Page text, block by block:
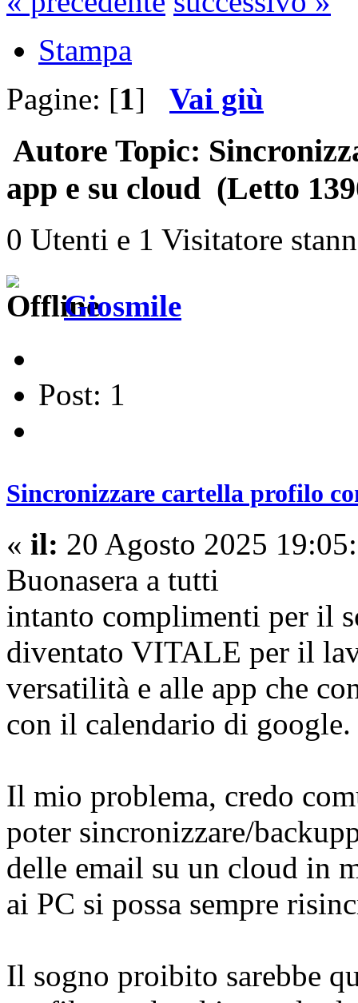
Stampa
Pagine: [1] Vai giù
Autore Topic:
app e su cloud (Letto
0 Utenti e 1 Visitatore
Giosmile
Post: 1
Sincronizzare cartella profilo
« il: 20 Agosto 2025
Buonasera a tutti
intanto complimenti per il
diventato VITALE per il
versatilità e alle app che
con il calendario di google.
Il mio problema, credo
poter sincronizzare/
delle email su un cloud in
ai PC si possa sempre
Il sogno proibito sarebbe